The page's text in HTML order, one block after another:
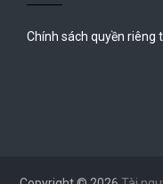
Chính sách quyền riêng